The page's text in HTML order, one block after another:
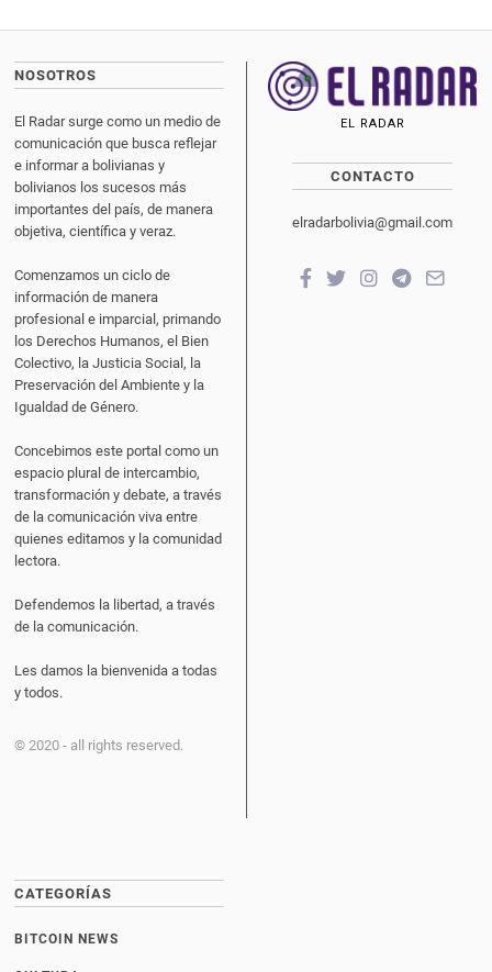
NOSOTROS
El Radar surge como un medio de
comunicación que busca reflejar
e informar a bolivianas y
bolivianos los sucesos más
importantes del país, de manera
objetiva, científica y veraz.
Comenzamos un ciclo de
información de manera
profesional e imparcial, primando
los Derechos Humanos, el Bien
Colectivo, la Justicia Social, la
Preservación del Ambiente y la
Igualdad de Género.
Concebimos este portal como un
espacio plural de intercambio,
transformación y debate, a través
de la comunicación viva entre
quienes editamos y la comunidad
lectora.
Defendemos la libertad, a través
de la comunicación.
Les damos la bienvenida a todas
y todos.
© 2020 - all rights reserved.
EL RADAR
CONTACTO
elradarbolivia@gmail.com
CATEGORÍAS
BITCOIN NEWS